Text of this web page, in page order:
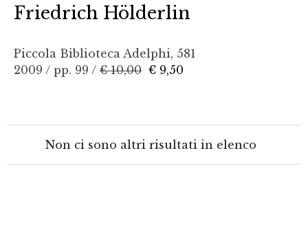
Friedrich Hölderlin
Piccola Biblioteca Adelphi, 581
2009 / pp. 99 / € 10,00 € 9,50
Non ci sono altri risultati in elenco